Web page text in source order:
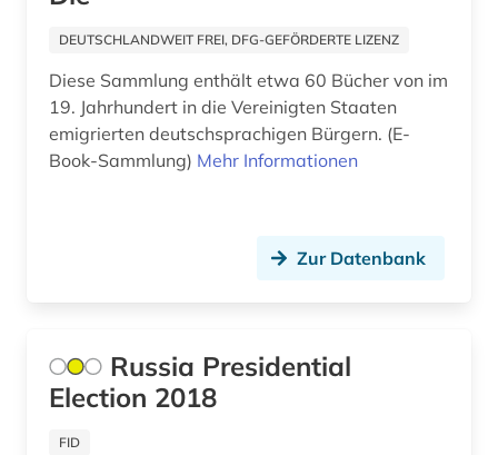
statistik (2)
tagesgeschehen (1)
DEUTSCHLANDWEIT FREI, DFG-GEFÖRDERTE LIZENZ
Diese Sammlung enthält etwa 60 Bücher von im
19. Jahrhundert in die Vereinigten Staaten
emigrierten deutschsprachigen Bürgern. (E-
Book-Sammlung) Mehr Informationen
Zur Datenbank
Russia Presidential
Election 2018
FID